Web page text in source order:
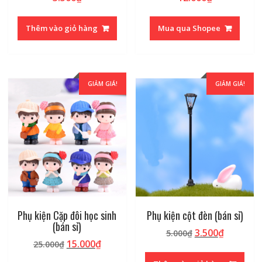
Thêm vào giỏ hàng Mua qua Shopee
GIẢM GIÁ!
Phụ kiện Cặp đôi học sinh
(bán sỉ)
25.000₫ Giá
15.000₫Giá
GIẢM GIÁ!
Phụ kiện cột đèn (bán sỉ)
5.000₫ Giá
là:
3.500₫Giá
tại